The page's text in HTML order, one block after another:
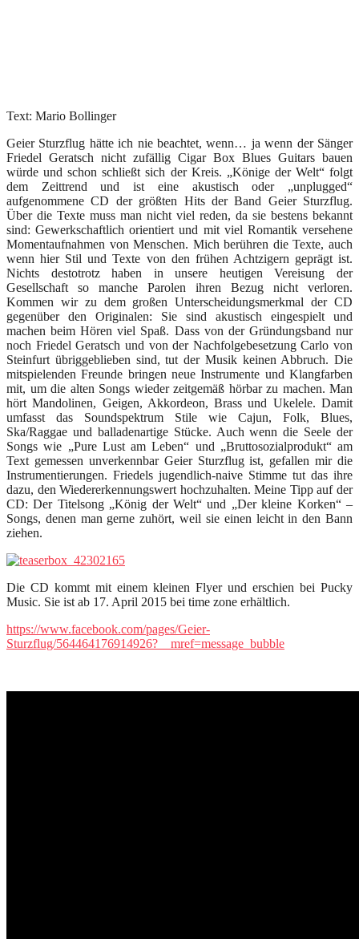
Text: Mario Bollinger
Geier Sturzflug hätte ich nie beachtet, wenn… ja wenn der Sänger
Friedel Geratsch nicht zufällig Cigar Box Blues Guitars bauen
würde und schon schließt sich der Kreis. „Könige der Welt“ folgt
dem Zeittrend und ist eine akustisch oder „unplugged“
aufgenommene CD der größten Hits der Band Geier Sturzflug.
Über die Texte muss man nicht viel reden, da sie bestens bekannt
sind: Gewerkschaftlich orientiert und mit viel Romantik versehene
Momentaufnahmen von Menschen. Mich berühren die Texte, auch
wenn hier Stil und Texte von den frühen Achtzigern geprägt ist.
Nichts destotrotz haben in unsere heutigen Vereisung der
Gesellschaft so manche Parolen ihren Bezug nicht verloren.
Kommen wir zu dem großen Unterscheidungsmerkmal der CD
gegenüber den Originalen: Sie sind akustisch eingespielt und
machen beim Hören viel Spaß. Dass von der Gründungsband nur
noch Friedel Geratsch und von der Nachfolgebesetzung Carlo von
Steinfurt übriggeblieben sind, tut der Musik keinen Abbruch. Die
mitspielenden Freunde bringen neue Instrumente und Klangfarben
mit, um die alten Songs wieder zeitgemäß hörbar zu machen. Man
hört Mandolinen, Geigen, Akkordeon, Brass und Ukelele. Damit
umfasst das Soundspektrum Stile wie Cajun, Folk, Blues,
Ska/Raggae und balladenartige Stücke. Auch wenn die Seele der
Songs wie „Pure Lust am Leben“ und „Bruttosozialprodukt“ am
Text gemessen unverkennbar Geier Sturzflug ist, gefallen mir die
Instrumentierungen. Friedels jugendlich-naive Stimme tut das ihre
dazu, den Wiedererkennungswert hochzuhalten. Meine Tipp auf der
CD: Der Titelsong „König der Welt“ und „Der kleine Korken“ –
Songs, denen man gerne zuhört, weil sie einen leicht in den Bann
ziehen.
Die CD kommt mit einem kleinen Flyer und erschien bei Pucky
Music. Sie ist ab 17. April 2015 bei time zone erhältlich.
https://www.facebook.com/pages/Geier-
Sturzflug/564464176914926?__mref=message_bubble